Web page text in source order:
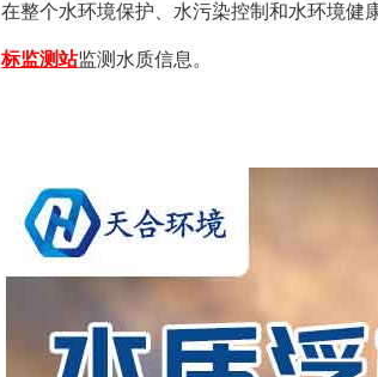
在整个水环境保护、水污染控制和水环境健
标监测站监测水质信息。